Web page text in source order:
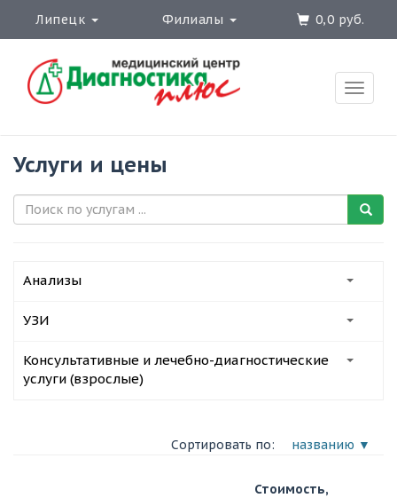
Липецк Филиалы 0,0 руб.
Toggle
Услуги и цены
Анализы
УЗИ
Консультативные и лечебно-диагностические
услуги (взрослые)
Сортировать по: названию ▼
Стоимость,